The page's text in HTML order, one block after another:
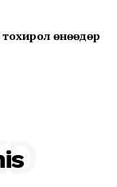
өнөөдөр